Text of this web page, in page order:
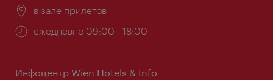
Расположение:
в зале прилетов
Часы
ежедневно 09:00 - 18:00
Инфоцентр Wien Hotels & Info